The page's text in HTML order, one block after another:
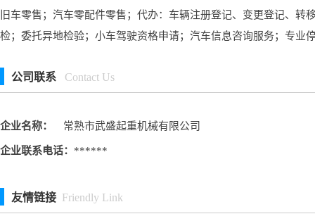
旧车零售；汽车零配件零售；代办：车辆注册登记、变更登记、
检；委托异地检验；小车驾驶资格申请；汽车信息咨询服务；专业
公司联系 Contact Us
企业名称： 常熟市武盛起重机械有限公司
企业联系电话： ******
友情链接 Friendly Link